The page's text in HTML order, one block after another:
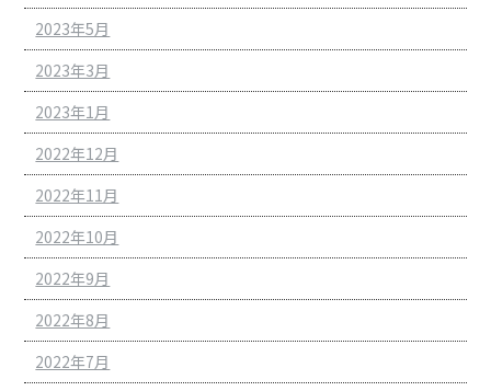
2023年5月
2023年3月
2023年1月
2022年12月
2022年11月
2022年10月
2022年9月
2022年8月
2022年7月